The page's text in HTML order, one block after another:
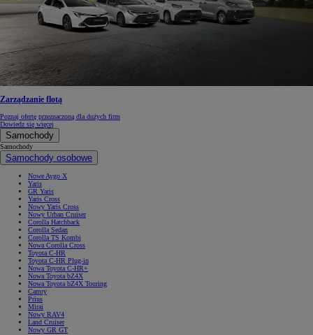
Zarządzanie flotą
Poznaj ofertę przeznaczoną dla dużych firm
Dowiedz się więcej
Samochody
Samochody
Samochody osobowe
Nowe Aygo X
Yaris
GR Yaris
Yaris Cross
Nowy Yaris Cross
Nowy Urban Cruiser
Corolla Hatchback
Corolla Sedan
Corolla TS Kombi
Nowa Corolla Cross
Toyota C-HR
Toyota C-HR Plug-in
Nowa Toyota C-HR+
Nowa Toyota bZ4X
Nowa Toyota bZ4X Touring
Camry
Prius
Mirai
Nowy RAV4
Land Cruiser
Nowy GR GT